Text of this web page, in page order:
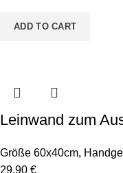
ADD TO CART
Leinwand zum
Größe 60x40cm,
29,90 €